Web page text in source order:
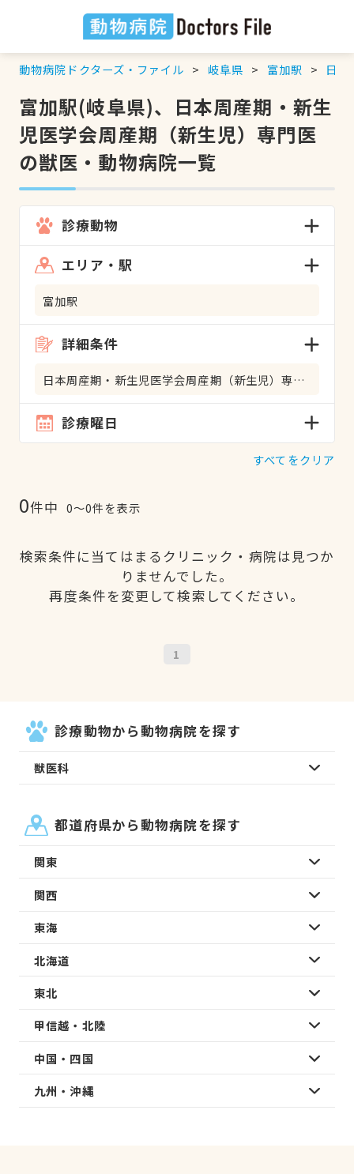
動物病院ドクターズ・ファイル 岐阜県 富加駅 日
富加駅(岐阜県)、日本周産期・新生
児医学会周産期（新生児）専門医
の獣医・動物病院一覧
診療動物
エリア・駅
富加駅
詳細条件
日本周産期・新生児医学会周産期（新生児）専門医
診療曜日
すべてをクリア
0件中 0〜0件を表示
検索条件に当てはまるクリニック・病院は見つか
りませんでした。
再度条件を変更して検索してください。
1
診療動物から動物病院を探す
獣医科
都道府県から動物病院を探す
関東
関西
東海
北海道
東北
甲信越・北陸
中国・四国
九州・沖縄